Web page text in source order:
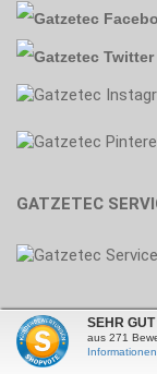
GATZETEC
SEHR GUT
aus 271